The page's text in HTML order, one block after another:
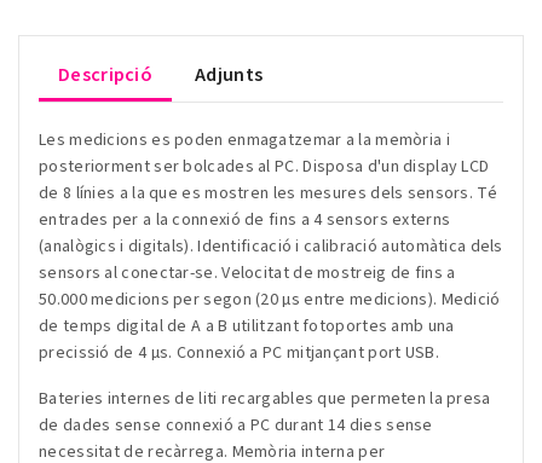
Descripció Adjunts
Les medicions es poden enmagatzemar a la memòria i
posteriorment ser bolcades al PC. Disposa d'un display LCD
de 8 línies a la que es mostren les mesures dels sensors. Té
entrades per a la connexió de fins a 4 sensors externs
(analògics i digitals). Identificació i calibració automàtica dels
sensors al conectar-se. Velocitat de mostreig de fins a
50.000 medicions per segon (20 µs entre medicions). Medició
de temps digital de A a B utilitzant fotoportes amb una
precissió de 4 µs. Connexió a PC mitjançant port USB.
Bateries internes de liti recargables que permeten la presa
de dades sense connexió a PC durant 14 dies sense
necessitat de recàrrega. Memòria interna per